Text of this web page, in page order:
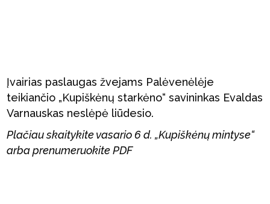
Įvairias paslaugas žvejams Palėvenėlėje
teikiančio „Kupiškėnų starkėno“ savininkas Evaldas
Varnauskas neslėpė liūdesio.
Plačiau skaitykite vasario 6 d. „Kupiškėnų mintyse“
arba prenumeruokite PDF